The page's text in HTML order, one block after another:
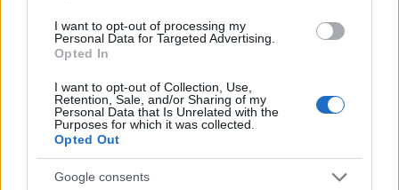
I want to opt-out of processing my
Personal Data for Targeted Advertising.
Opted In
I want to opt-out of Collection, Use,
Retention, Sale, and/or Sharing of my
Personal Data that Is Unrelated with the
Purposes for which it was collected.
Opted Out
Google consents